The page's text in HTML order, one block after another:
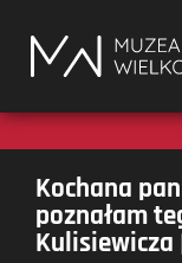
Kochana
poznałam
Kulisiewicza